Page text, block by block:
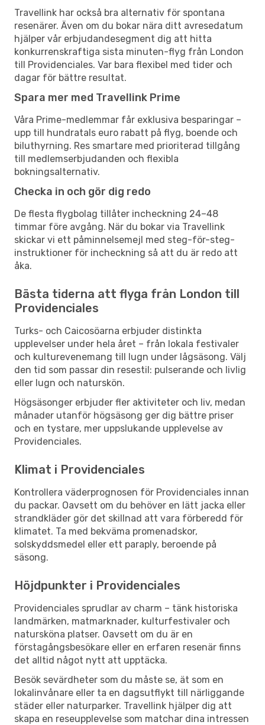
Travellink har också bra alternativ för spontana
resenärer. Även om du bokar nära ditt avresedatum
hjälper vår erbjudandesegment dig att hitta
konkurrenskraftiga sista minuten-flyg från London
till Providenciales. Var bara flexibel med tider och
dagar för bättre resultat.
Spara mer med Travellink Prime
Våra Prime-medlemmar får exklusiva besparingar –
upp till hundratals euro rabatt på flyg, boende och
biluthyrning. Res smartare med prioriterad tillgång
till medlemserbjudanden och flexibla
bokningsalternativ.
Checka in och gör dig redo
De flesta flygbolag tillåter incheckning 24–48
timmar före avgång. När du bokar via Travellink
skickar vi ett påminnelsemejl med steg-för-steg-
instruktioner för incheckning så att du är redo att
åka.
Bästa tiderna att flyga från London till
Providenciales
Turks- och Caicosöarna erbjuder distinkta
upplevelser under hela året – från lokala festivaler
och kulturevenemang till lugn under lågsäsong. Välj
den tid som passar din resestil: pulserande och livlig
eller lugn och naturskön.
Högsäsonger erbjuder fler aktiviteter och liv, medan
månader utanför högsäsong ger dig bättre priser
och en tystare, mer uppslukande upplevelse av
Providenciales.
Klimat i Providenciales
Kontrollera väderprognosen för Providenciales innan
du packar. Oavsett om du behöver en lätt jacka eller
strandkläder gör det skillnad att vara förberedd för
klimatet. Ta med bekväma promenadskor,
solskyddsmedel eller ett paraply, beroende på
säsong.
Höjdpunkter i Providenciales
Providenciales sprudlar av charm – tänk historiska
landmärken, matmarknader, kulturfestivaler och
natursköna platser. Oavsett om du är en
förstagångsbesökare eller en erfaren resenär finns
det alltid något nytt att upptäcka.
Besök sevärdheter som du måste se, ät som en
lokalinvånare eller ta en dagsutflykt till närliggande
städer eller naturparker. Travellink hjälper dig att
skapa en reseupplevelse som matchar dina intressen